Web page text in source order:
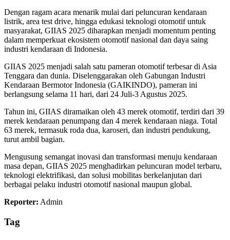
Dengan ragam acara menarik mulai dari peluncuran kendaraan
listrik, area test drive, hingga edukasi teknologi otomotif untuk
masyarakat, GIIAS 2025 diharapkan menjadi momentum penting
dalam memperkuat ekosistem otomotif nasional dan daya saing
industri kendaraan di Indonesia.
GIIAS 2025 menjadi salah satu pameran otomotif terbesar di Asia
Tenggara dan dunia. Diselenggarakan oleh Gabungan Industri
Kendaraan Bermotor Indonesia (GAIKINDO), pameran ini
berlangsung selama 11 hari, dari 24 Juli-3 Agustus 2025.
Tahun ini, GIIAS diramaikan oleh 43 merek otomotif, terdiri dari 39
merek kendaraan penumpang dan 4 merek kendaraan niaga. Total
63 merek, termasuk roda dua, karoseri, dan industri pendukung,
turut ambil bagian.
Mengusung semangat inovasi dan transformasi menuju kendaraan
masa depan, GIIAS 2025 menghadirkan peluncuran model terbaru,
teknologi elektrifikasi, dan solusi mobilitas berkelanjutan dari
berbagai pelaku industri otomotif nasional maupun global.
Reporter: Admin
Tag